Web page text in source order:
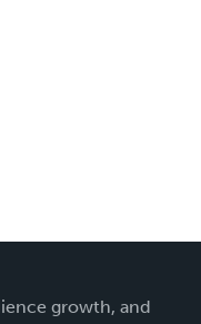
growth, and